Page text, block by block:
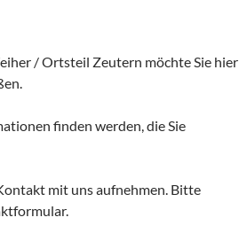
/ Ortsteil Zeutern möchte Sie hier
finden werden, die Sie
mit uns aufnehmen. Bitte